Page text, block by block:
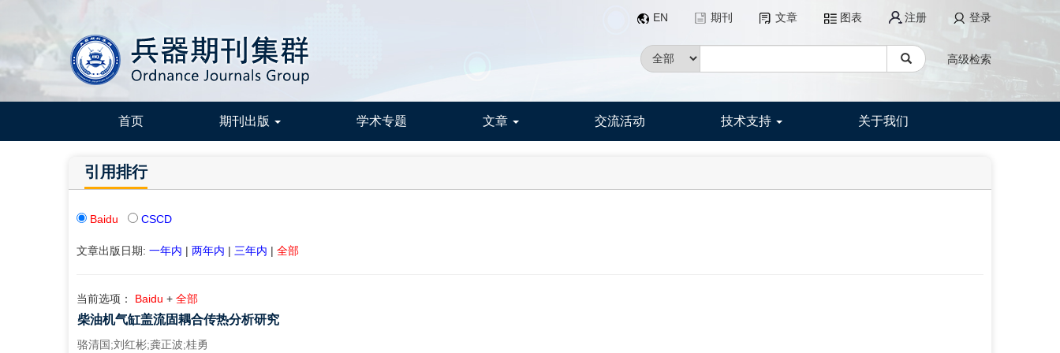
EN 期刊 文章 图表 注册 登录
高级检索
首页 期刊出版 学术专题 文章 交流活动 技术支持 关于我们
引用排行
Baidu CSCD
文章出版日期: 一年内 | 两年内 | 三年内 | 全部
当前选项： Baidu + 全部
柴油机气缸盖流固耦合传热分析研究
骆清国;刘红彬;龚正波;桂勇